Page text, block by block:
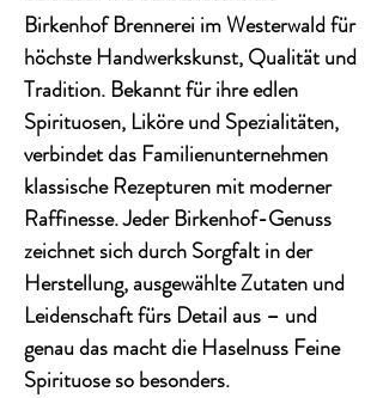
Birkenhof Brennerei im Westerwald für
höchste Handwerkskunst, Qualität und
Tradition. Bekannt für ihre edlen
Spirituosen, Liköre und Spezialitäten,
verbindet das Familienunternehmen
klassische Rezepturen mit moderner
Raffinesse. Jeder Birkenhof-Genuss
zeichnet sich durch Sorgfalt in der
Herstellung, ausgewählte Zutaten und
Leidenschaft fürs Detail aus – und
genau das macht die Haselnuss Feine
Spirituose so besonders.